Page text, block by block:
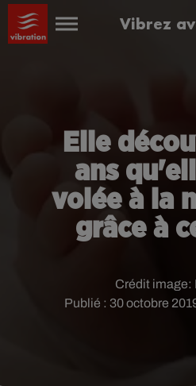
Vibrez
Elle
ans
volée à la
grâce à
Publié : 30 octobre
Crédit image: